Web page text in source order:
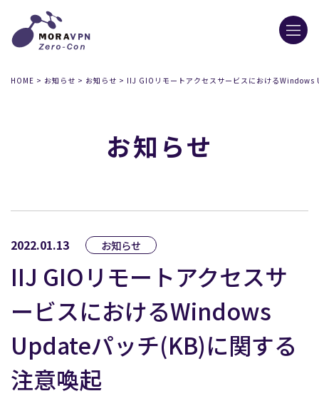
HOME > お知らせ > お知らせ > IIJ GIOリモートアクセスサービスにおける
お知らせ
2022.01.13 お知らせ
IIJ GIOリモートアクセスサ
ービスにおけるWindows
Updateパッチ(KB)に関する
注意喚起